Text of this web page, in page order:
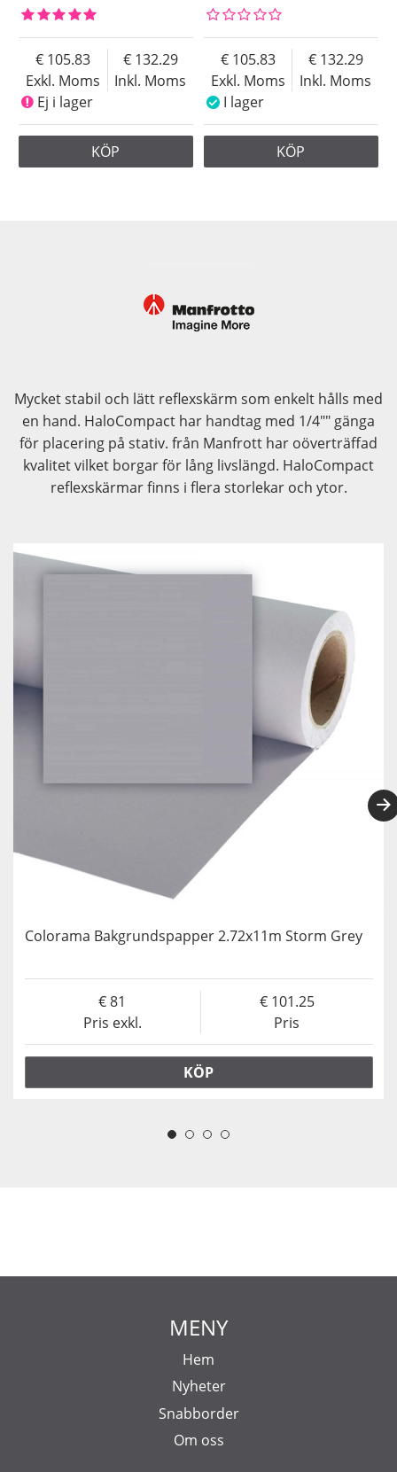
Exkl. Moms
105.83
Inkl. Moms
132.29
Ej i lager
KÖP
Exkl. Moms
105.83
Inkl. Moms
132.29
I lager
KÖP
Mycket stabil och lätt reflexskärm som enkelt hålls med
en hand. HaloCompact har handtag med 1/4"" gänga
för placering på stativ. från Manfrott har oöverträffad
kvalitet vilket borgar för lång livslängd. HaloCompact
reflexskärmar finns i flera storlekar och ytor.
Colorama Bakgrundspapper 2.72x11m Storm Grey
Pris exkl.
81
Pris
101.25
KÖP
MENY
Hem
Nyheter
Snabborder
Om oss